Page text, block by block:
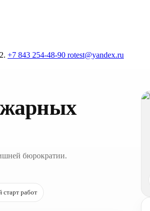
+7 843 254-48-90 rotest@yandex.ru
бюрократии.
старт работ